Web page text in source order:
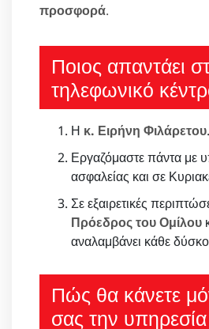
προσφορά.
Ποιος απαντάει
τηλεφωνικό
Η κ. Ειρήνη Φιλάρετου.
Εργαζόμαστε πάντα με
ασφαλείας και σε
Σε εξαιρετικές
Πρόεδρος του Ομίλου
αναλαμβάνει κάθε
Πώς θα κάνετε
σας την